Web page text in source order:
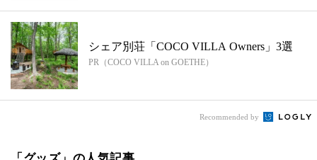
シェア別荘「COCO VILLA Owners」3選
PR（COCO VILLA on GOETHE）
Recommended by